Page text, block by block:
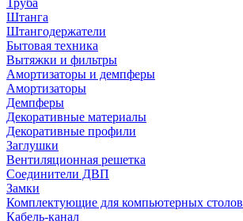
Труба
Штанга
Штангодержатели
Бытовая техника
Вытяжки и фильтры
Амортизаторы и демпферы
Амортизаторы
Демпферы
Декоративные материалы
Декоративные профили
Заглушки
Вентиляционная решетка
Соединители ДВП
Замки
Комплектующие для компьютерных столов
Кабель-канал